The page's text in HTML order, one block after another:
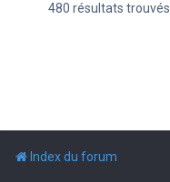
480 résultats trouvés
Index du forum